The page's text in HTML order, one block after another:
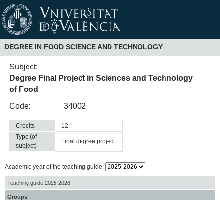
DEGREE IN FOOD SCIENCE AND TECHNOLOGY
Subject:
Degree Final Project in Sciences and Technology
of Food
Code:
34002
Credits
12
Type (of
subject)
final degree project
Academic year of the teaching guide:
Teaching guide 2025-2026
Groups